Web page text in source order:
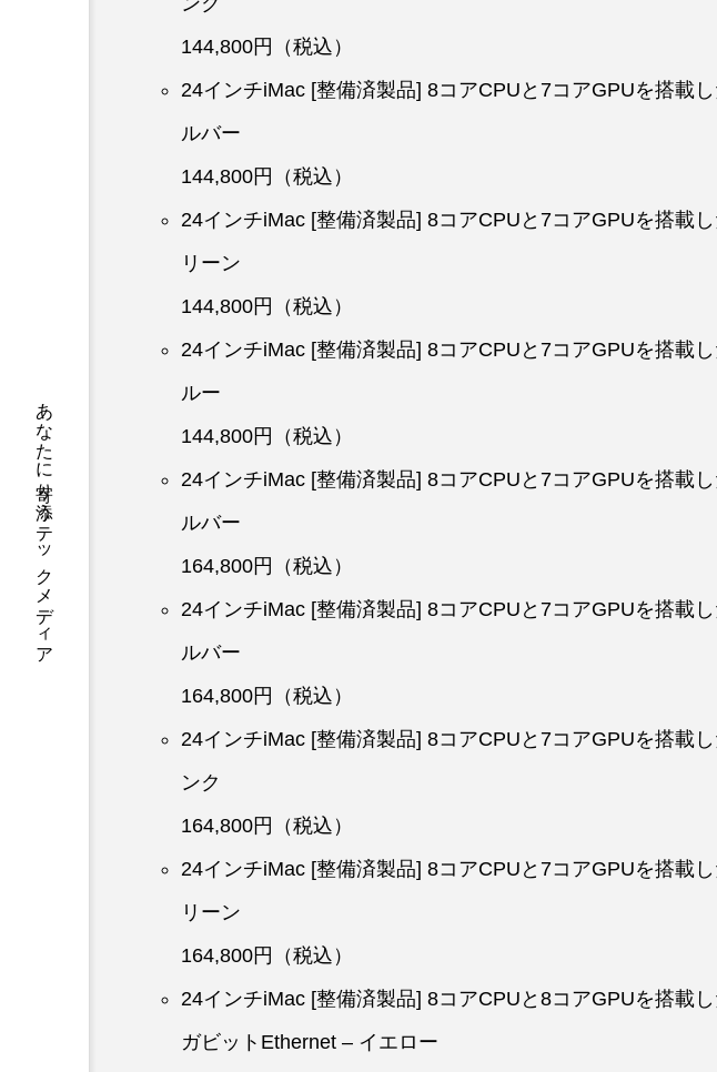
あなたに寄り添う テックメディア
144,800円（税込）
24インチiMac [整備済製品] 8コアCPUと7コアGPUを搭載
ルバー
144,800円（税込）
24インチiMac [整備済製品] 8コアCPUと7コアGPUを搭載
リーン
144,800円（税込）
24インチiMac [整備済製品] 8コアCPUと7コアGPUを搭載
ルー
144,800円（税込）
24インチiMac [整備済製品] 8コアCPUと7コアGPUを搭載
ルバー
164,800円（税込）
24インチiMac [整備済製品] 8コアCPUと7コアGPUを搭載
ルバー
164,800円（税込）
24インチiMac [整備済製品] 8コアCPUと7コアGPUを搭載
ンク
164,800円（税込）
24インチiMac [整備済製品] 8コアCPUと7コアGPUを搭載
リーン
164,800円（税込）
24インチiMac [整備済製品] 8コアCPUと8コアGPUを搭載
ガビットEthernet – イエロー